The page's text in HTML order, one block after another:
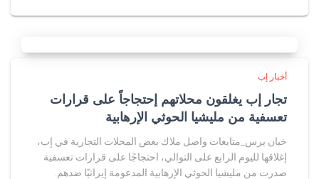
أخبار إب
تجار إب يغلقون محلاتهم إحتجاجاً على قرارات
تعسفية من مليشيا الحوثي الإرهابية
خبان برس_متابعات واصل ملاك بعض المحلات التجارية في إب،
إغلاقها لليوم الرابع على التوالي، احتجاجًا على قرارات تعسفية
صدرت من مليشيا الحوثي الإرهابية المدعومة إيرانيًا ضدهم.